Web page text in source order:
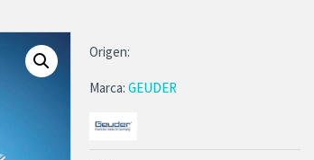
Origen:
Marca: GEUDER